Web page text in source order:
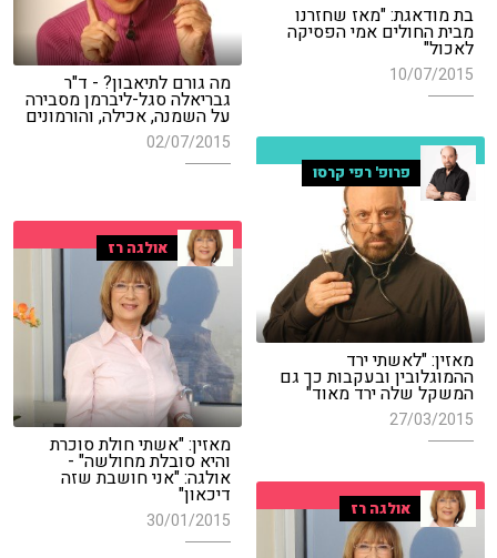
בת מודאגת: "מאז שחזרנו
מבית החולים אמי הפסיקה
לאכול"
10/07/2015 מה גורם לתיאבון? - ד"ר
גבריאלה סגל-ליברמן מסבירה
על השמנה, אכילה, והורמונים
02/07/2015
פרופ' רפי קרסו
מאזין: "לאשתי ירד
ההמוגלובין ובעקבות כך גם
המשקל שלה ירד מאוד"
27/03/2015
אולגה רז
מאזין: "אשתי חולת סוכרת
והיא סובלת מחולשה" -
אולגה: "אני חושבת שזה
דיכאון"
30/01/2015
אולגה רז